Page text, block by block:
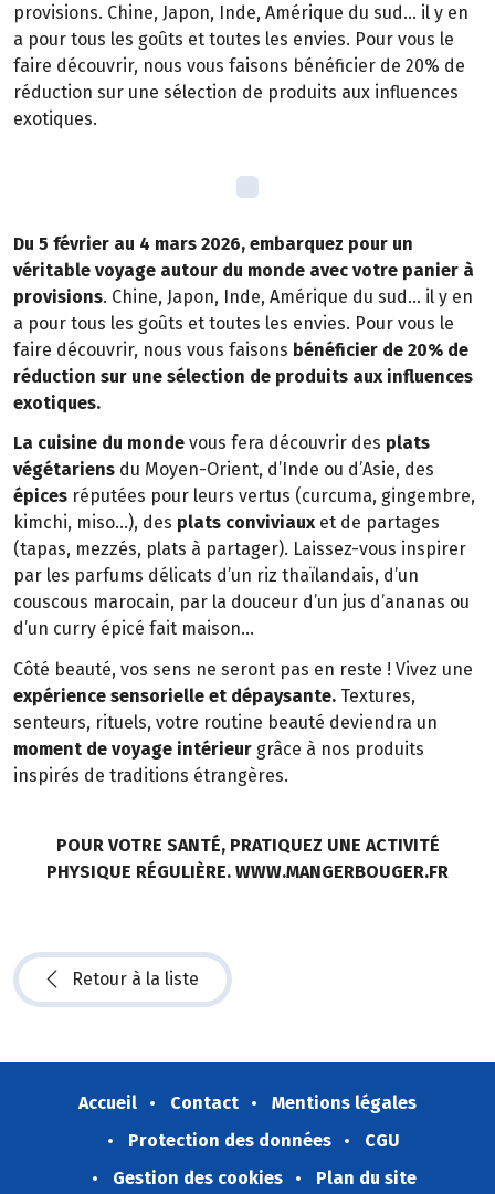
provisions. Chine, Japon, Inde, Amérique du sud… il y en
a pour tous les goûts et toutes les envies. Pour vous le
faire découvrir, nous vous faisons bénéficier de 20% de
réduction sur une sélection de produits aux influences
exotiques.
Du 5 février au 4 mars 2026, embarquez pour un
véritable voyage autour du monde avec votre panier à
provisions. Chine, Japon, Inde, Amérique du sud… il y en
a pour tous les goûts et toutes les envies. Pour vous le
faire découvrir, nous vous faisons bénéficier de 20% de
réduction sur une sélection de produits aux influences
exotiques.
La cuisine du monde vous fera découvrir des plats
végétariens du Moyen-Orient, d’Inde ou d’Asie, des
épices réputées pour leurs vertus (curcuma, gingembre,
kimchi, miso…), des plats conviviauxet de partages
(tapas, mezzés, plats à partager). Laissez-vous inspirer
par les parfums délicats d’un riz thaïlandais, d’un
couscous marocain, par la douceur d’un jus d’ananas ou
d’un curry épicé fait maison…
Côté beauté, vos sens ne seront pas en reste ! Vivez une
expérience sensorielle et dépaysante. Textures,
senteurs, rituels, votre routine beauté deviendra un
moment de voyage intérieur grâce à nos produits
inspirés de traditions étrangères.
POUR VOTRE SANTÉ, PRATIQUEZ UNE ACTIVITÉ
PHYSIQUE RÉGULIÈRE. WWW.MANGERBOUGER.FR
Retour à la liste
Accueil Contact
Mentions légales
Protection des données
CGU
Gestion des cookies
Plan du site